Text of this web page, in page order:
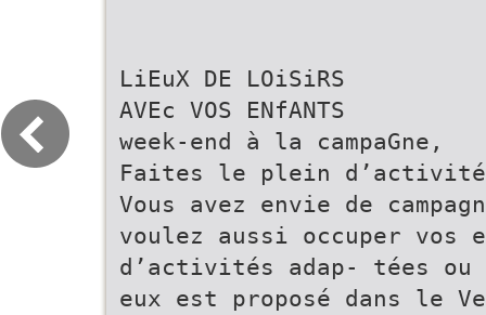
LiEuX DE LOiSiRS
AVEc VOS ENfANTS
week-end à la campaGne,
Faites le plein
Vous avez envie de
voulez aussi occuper vos
d’activités adap- tées ou
eux est proposé dans le